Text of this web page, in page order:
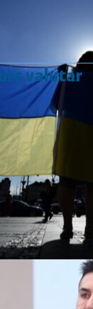
valutar
Curs
EUR
: 5,2554
: 4,5584
: 5,6244
GBP : 6,1277